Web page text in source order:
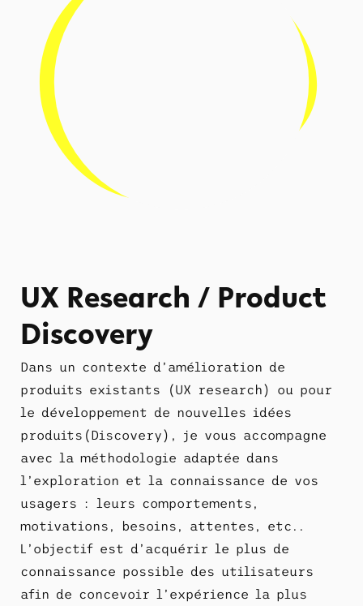
UX Research / Product
Discovery
Dans un contexte d’amélioration de
produits existants (UX research) ou pour
le développement de nouvelles idées
produits(Discovery), je vous accompagne
avec la méthodologie adaptée dans
l’exploration et la connaissance de vos
usagers : leurs comportements,
motivations, besoins, attentes, etc..
L’objectif est d’acquérir le plus de
connaissance possible des utilisateurs
afin de concevoir l’expérience la plus